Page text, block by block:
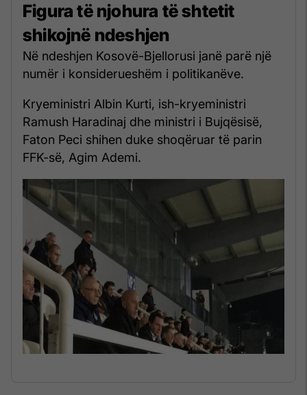
Figura të njohura të shtetit
shikojnë ndeshjen
Në ndeshjen Kosovë-Bjellorusi janë parë një
numër i konsiderueshëm i politikanëve.
Kryeministri Albin Kurti, ish-kryeministri
Ramush Haradinaj dhe ministri i Bujqësisë,
Faton Peci shihen duke shoqëruar të parin
FFK-së, Agim Ademi.